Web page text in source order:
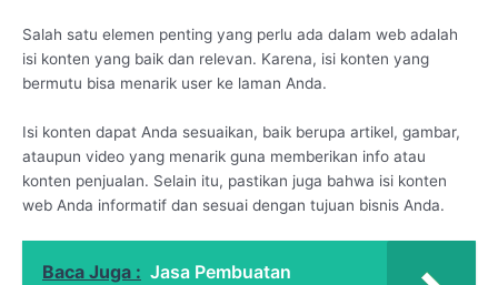
Salah satu elemen penting yang perlu ada dalam web adalah
isi konten yang baik dan relevan. Karena, isi konten yang
bermutu bisa menarik user ke laman Anda.
Isi konten dapat Anda sesuaikan, baik berupa artikel, gambar,
ataupun video yang menarik guna memberikan info atau
konten penjualan. Selain itu, pastikan juga bahwa isi konten
web Anda informatif dan sesuai dengan tujuan bisnis Anda.
Baca Juga : Jasa Pembuatan